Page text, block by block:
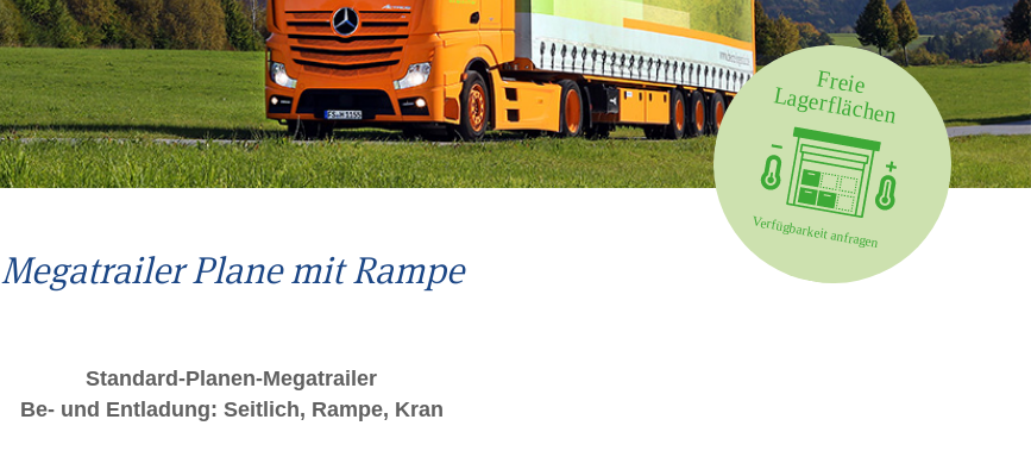
Megatrailer Plane mit Rampe
Standard-Planen-Megatrailer
Be- und Entladung: Seitlich, Rampe, Kran